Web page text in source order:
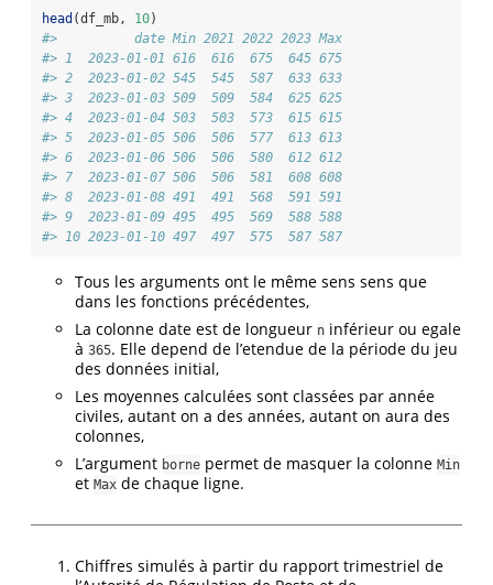
head (df_mb, 10)
#>          date Min 2021 2022 2023 Max
#> 1  2023-01-01 616  616  675  645 675
#> 2  2023-01-02 545  545  587  633 633
#> 3  2023-01-03 509  509  584  625 625
#> 4  2023-01-04 503  503  573  615 615
#> 5  2023-01-05 506  506  577  613 613
#> 6  2023-01-06 506  506  580  612 612
#> 7  2023-01-07 506  506  581  608 608
#> 8  2023-01-08 491  491  568  591 591
#> 9  2023-01-09 495  495  569  588 588
#> 10 2023-01-10 497  497  575  587 587
Tous les arguments ont le même sens sens que
dans les fonctions précédentes,
La colonne date est de longueur n inférieur ou egale
à 365. Elle depend de l’etendue de la période du jeu
des données initial,
Les moyennes calculées sont classées par année
civiles, autant on a des années, autant on aura des
colonnes,
L’argument borne permet de masquer la colonne Min
et Max de chaque ligne.
Chiffres simulés à partir du rapport trimestriel de